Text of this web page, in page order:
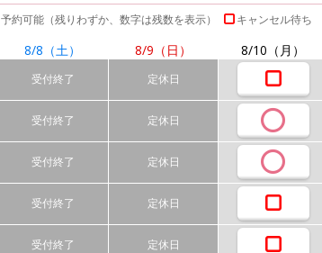
予約可能（残りわずか、数字は残数を表示） キャンセル待ち
8/8 （土） 8/9 （日） 8/10 （月）
受付終了 定休日
受付終了 定休日
受付終了 定休日
受付終了 定休日
受付終了 定休日